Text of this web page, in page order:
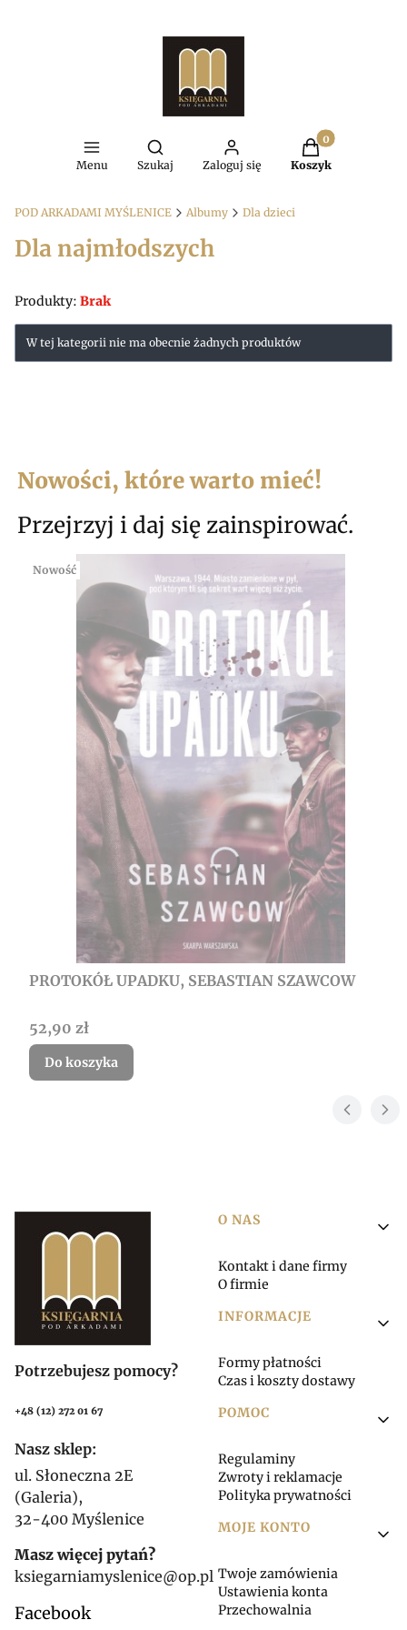
Menu
Otwórz wyszukiwarkę
Szukaj Zaloguj się
Produkty w
Koszyk
POD ARKADAMI MYŚLENICE Albumy Dla dzieci
Dla najmłodszych
Produkty: Brak
Lista produktów
W tej kategorii nie ma obecnie żadnych produktów
Nowości, które warto mieć!
Przejrzyj i daj się zainspirować.
Nowość
PROTOKÓŁ UPADKU, SEBASTIAN SZAWCOW
Cena
52,90 zł
Do koszyka
Potrzebujesz pomocy?
+48 (12) 272 01 67
Nasz sklep:
ul. Słoneczna 2E
(Galeria),
32-400 Myślenice
Masz więcej pytań?
ksiegarniamyslenice@op.pl
Facebook
Linki w stopce
O NAS
Kontakt i dane firmy
O firmie
INFORMACJE
Formy płatności
Czas i koszty dostawy
POMOC
Regulaminy
Zwroty i reklamacje
Polityka prywatności
MOJE KONTO
Twoje zamówienia
Ustawienia konta
Przechowalnia